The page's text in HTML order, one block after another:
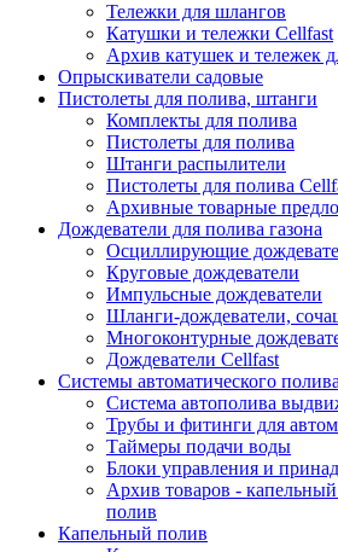
Тележки для шлангов
Катушки и тележки Cellfast
Архив катушек и тележек
Опрыскиватели садовые
Пистолеты для полива, штанги
Комплекты для полива
Пистолеты для полива
Штанги распылители
Пистолеты для полива
Архивные товарные
Дождеватели для полива газона
Осциллирующие
Круговые дождеватели
Импульсные дождеватели
Шланги-дождеватели,
Многоконтурные
Дождеватели Cellfast
Системы автоматического полива
Система автополива
Трубы и фитинги для
Таймеры подачи воды
Блоки управления и
Архив товаров -
полив
Капельный полив